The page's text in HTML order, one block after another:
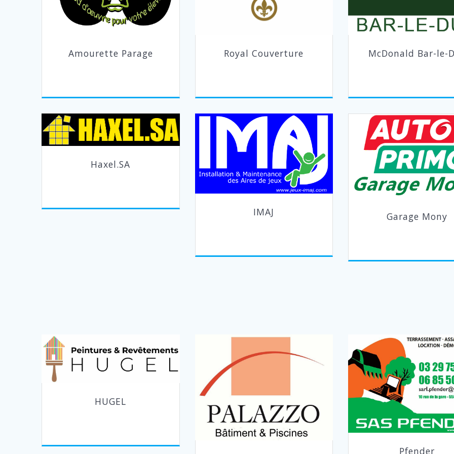
Amourette Parage Royal Couverture McDonald Bar-le-
Haxel.SA
IMAJ Garage Mony
HUGEL
Pfender